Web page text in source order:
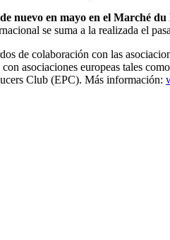
nuevo en mayo en el Marché du
se suma a la realizada el
de colaboración con las
asociaciones europeas tales
Club (EPC). Más información: